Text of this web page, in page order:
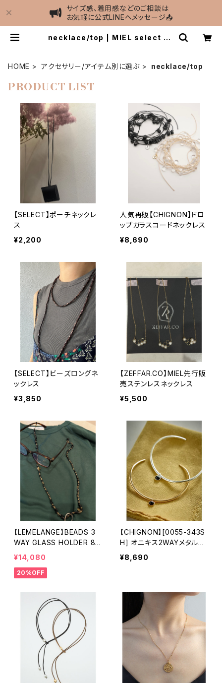
サイズ感、着用感などのご相談は
お気軽に公式LINEへメッセージ📤
necklace/top | MIEL select sh
HOME アクセサリー/アイテム別に選ぶ necklace/top
PRODUCT LIST
【SELECT】ポーチネックレ
ス
¥2,200
人気再販【CHIGNON】ドロ
ップガラスコードネックレス
¥8,690
【SELECT】ビーズロングネ
ックレス
¥3,850
【ZEFFAR.CO】MIEL先行販
売ステンレスネックレス
¥5,500
【LEMELANGE】BEADS 3
WAY GLASS HOLDER 86
1800
¥14,080
20%OFF
【CHIGNON】[0055-343S
H] オニキス2WAYメタルチ
ョーカー
¥8,690